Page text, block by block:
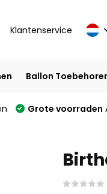
Klantenservice
Ballon
Grote voorraden